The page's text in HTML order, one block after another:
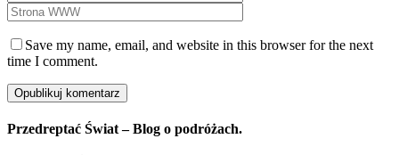
Save my name, email, and website in this browser for the next
time I comment.
Przedreptać Świat – Blog o podróżach.